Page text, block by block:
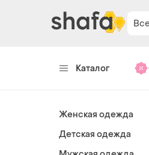
Каталог
Женская одежда
Детская одежда